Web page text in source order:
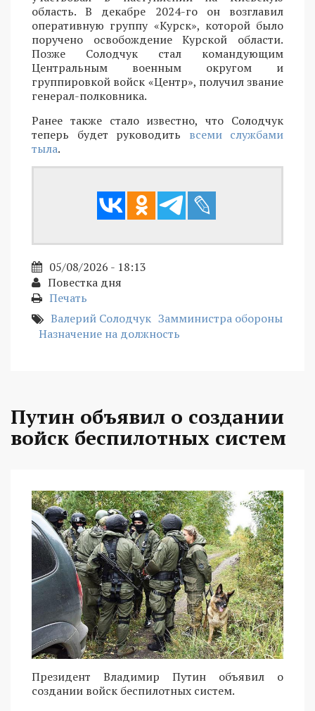
область. В декабре 2024-го он возглавил
оперативную группу «Курск», которой было
поручено освобождение Курской области.
Позже Солодчук стал командующим
Центральным военным округом и
группировкой войск «Центр», получил звание
генерал-полковника.
Ранее также стало известно, что Солодчук
теперь будет руководить всеми службами
тыла.
05/08/2026 - 18:13
Повестка дня
Печать
Валерий Солодчук Замминистра обороны
Назначение на должность
Путин объявил о создании
войск беспилотных систем
Президент Владимир Путин объявил о
создании войск беспилотных систем.